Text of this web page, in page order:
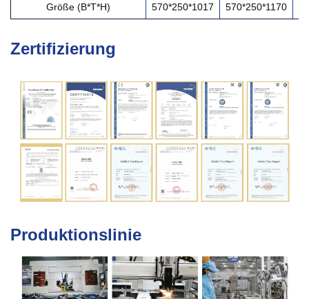
Größe (B*T*H) 570*250*1017 570*250*1170
Zertifizierung
Produktionslinie